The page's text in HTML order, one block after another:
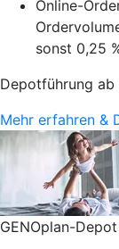
Online-
sonst 0,25
Depotführung ab
Mehr erfahren &
GENOplan-Depot